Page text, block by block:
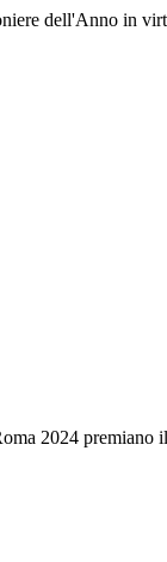
dell'Anno in
2024 premiano